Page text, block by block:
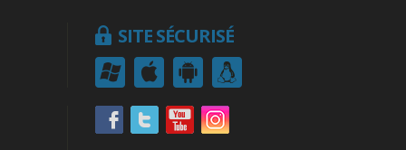
SITE SÉCURISÉ